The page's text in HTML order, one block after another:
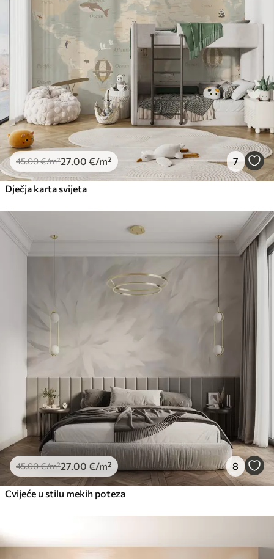
45.00€/m²27 .00 €/m² 7
Dječja karta svijeta
45.00€/m²27 .00 €/m² 8
Cvijeće u stilu mekih poteza